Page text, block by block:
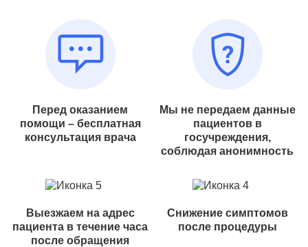
Перед оказанием
помощи – бесплатная
консультация врача
Мы не передаем данные
пациентов в
госучреждения,
соблюдая анонимность
Выезжаем на адрес
пациента в течение часа
после обращения
Снижение симптомов
после процедуры